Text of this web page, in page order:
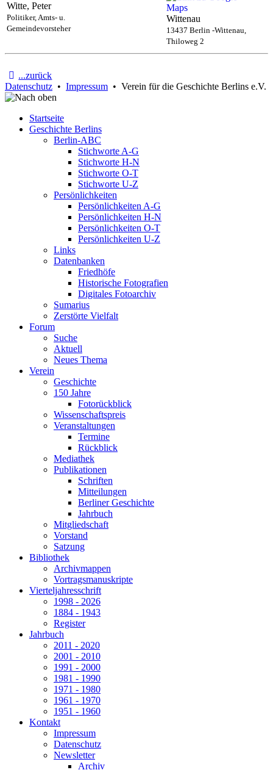
Witte, Peter
Politiker, Amts- u.
Gemeindevorsteher
Wittenau
13437 Berlin -Wittenau,
Thiloweg 2
...zurück
Datenschutz • Impressum • Verein für die Geschichte Berlins e.V.
Startseite
Geschichte Berlins
Berlin-ABC
Stichworte A-G
Stichworte H-N
Stichworte O-T
Stichworte U-Z
Persönlichkeiten
Persönlichkeiten A-G
Persönlichkeiten H-N
Persönlichkeiten O-T
Persönlichkeiten U-Z
Links
Datenbanken
Friedhöfe
Historische Fotografien
Digitales Fotoarchiv
Sumarius
Zerstörte Vielfalt
Forum
Suche
Aktuell
Neues Thema
Verein
Geschichte
150 Jahre
Fotorückblick
Wissenschaftspreis
Veranstaltungen
Termine
Rückblick
Mediathek
Publikationen
Schriften
Mitteilungen
Berliner Geschichte
Jahrbuch
Mitgliedschaft
Vorstand
Satzung
Bibliothek
Archivmappen
Vortragsmanuskripte
Vierteljahresschrift
1998 - 2026
1884 - 1943
Register
Jahrbuch
2011 - 2020
2001 - 2010
1991 - 2000
1981 - 1990
1971 - 1980
1961 - 1970
1951 - 1960
Kontakt
Impressum
Datenschutz
Newsletter
Archiv